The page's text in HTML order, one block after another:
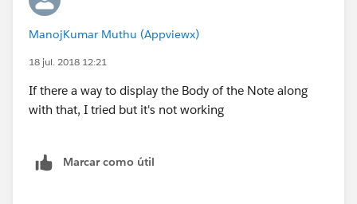
ManojKumar Muthu (Appviewx)
18 jul. 2018 12:21
If there a way to display the Body of the Note along
with that, I tried but it's not working
Marcar como útil